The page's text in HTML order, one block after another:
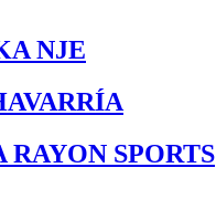
NJE
SPORTS